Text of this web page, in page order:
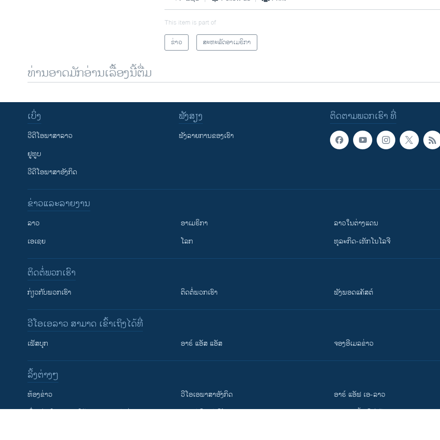
ຕິດຕາມພວກເຮົາ ທີ່
ພາສາຕ່າງໆ
This item is part of
ຂ່າວ
ສະຫະລັດອາເມຣິກາ
ທ່ານອາດມັກອ່ານເລື້ອງນີ້ຕື່ມ
ຕິດຕາມພວກເຮົາ ທີ່
ເບິ່ງ
ວີດີໂອພາສາລາວ
ຢູທູບ
ວີດີໂອພາສາອັງກິດ
ຟັງສຽງ
ຟັງລາຍການຂອງເຮົາ
ຂ່າວແລະລາຍງານ
ລາວ
ເອເຊຍ
ອາເມຣິກາ
ໂລກ
ລາວໃນຕ່າງແດນ
ທຸລະກິດ-ເທັກໂນໂລຈີ
ຕິດຕໍ່ພວກເຮົາ
ກ່ຽວກັບພວກເຮົາ ຕິດຕໍ່ພວກເຮົາ ຟັງພອດແຄັສຕ໌
ວີໂອເອລາວ ສາມາດ ເຂົ້າເຖິງໄດ້ທີ່
ເຟັສບຸກ ອາຣ໌ ແອັສ ແອັສ ຈອງອີເມລຂ່າວ
​ລິ້ງ​ຕ່າງໆ
​ຫ້ອງ​ຂ່າວ
​ເງື່ອນ​ໄຂ​ໃນ​ການ​ນຳ​ໃຊ້​ແລະຄວາມ​ເປັນ​ສ່​ວນ​ຕົວ
ວີ​ໂອ​ເອ​ພາ​ສາ​ອັງ​ກິດ
​ຮຽນ​ອັງ​ກິດ​ກັບ​ວີ​ໂອ​ເອ
ອາຣ໌ ແອັຟ ເອ-ລາວ
ສາມາດເຂົ້າເຖິງໄດ້